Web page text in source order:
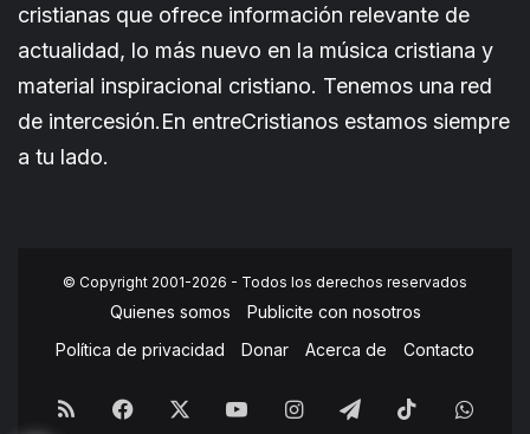
cristianas que ofrece información relevante de
actualidad, lo más nuevo en la música cristiana y
material inspiracional cristiano. Tenemos una red
de intercesión.En entreCristianos estamos siempre
a tu lado.
© Copyright 2001-2026 - Todos los derechos reservados
Quienes somos
Publicite con nosotros
Política de privacidad
Donar Acerca de Contacto
RSS Facebook YouTubeInstagramTelegramTikTok